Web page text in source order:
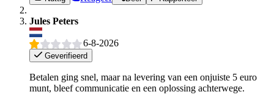
Jules Peters
6-8-2026
Geverifieerd
Betalen ging snel, maar na levering van een onjuiste 5 euro
munt, bleef communicatie en een oplossing achterwege.